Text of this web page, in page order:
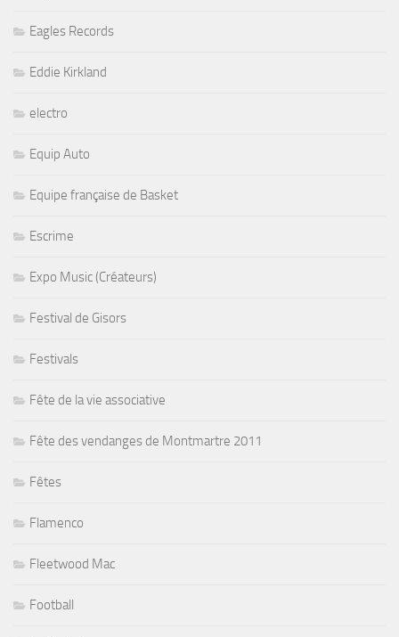
Eagles Records
Eddie Kirkland
electro
Equip Auto
Equipe française de Basket
Escrime
Expo Music (Créateurs)
Festival de Gisors
Festivals
Fête de la vie associative
Fête des vendanges de Montmartre 2011
Fêtes
Flamenco
Fleetwood Mac
Football